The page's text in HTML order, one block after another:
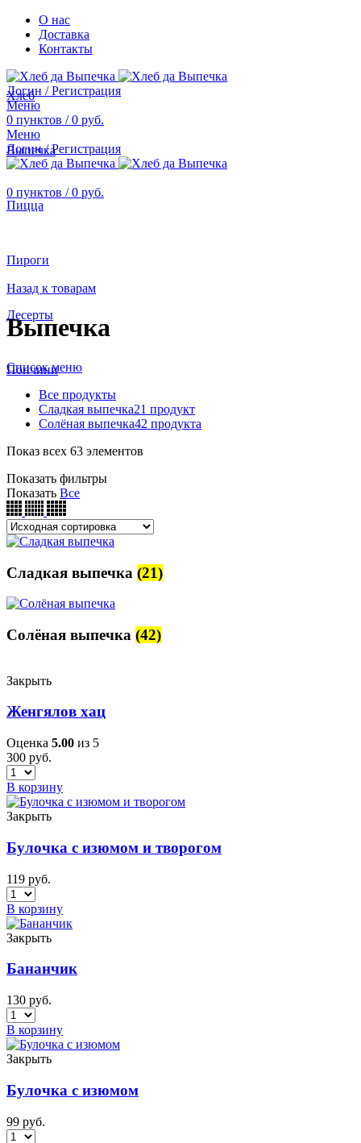
О нас
Доставка
Контакты
Логин / Регистрация
Меню
0 пунктов / 0 руб.
Меню
Логин / Регистрация
0 пунктов / 0 руб.
Хлеб
Выпечка
Пицца
Пироги
Десерты
Пончини
Назад к товарам
Выпечка
Список меню
Все продукты
Сладкая выпечка21 продукт
Солёная выпечка42 продукта
Показ всех 63 элементов
Показать фильтры
Показать Все
Сладкая выпечка (21)
Солёная выпечка (42)
Закрыть
Женгялов хац
Оценка 5.00 из 5
300 руб.
В корзину
Закрыть
Булочка с изюмом и творогом
119 руб.
В корзину
Закрыть
Бананчик
130 руб.
В корзину
Закрыть
Булочка с изюмом
99 руб.